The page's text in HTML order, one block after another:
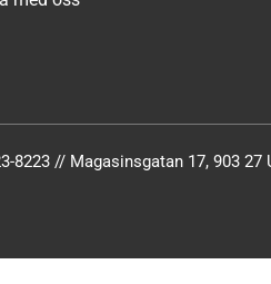
8223 // Magasinsgatan 17, 903 27